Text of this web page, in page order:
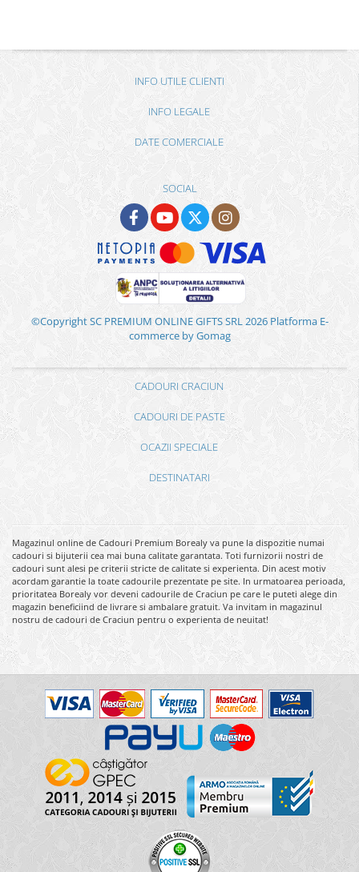
INFO UTILE CLIENTI
INFO LEGALE
DATE COMERCIALE
SOCIAL
©Copyright SC PREMIUM ONLINE GIFTS SRL 2026 Platforma E-
commerce by Gomag
CADOURI CRACIUN
CADOURI DE PASTE
OCAZII SPECIALE
DESTINATARI
Magazinul online de Cadouri Premium Borealy va pune la dispozitie numai
cadouri si bijuterii cea mai buna calitate garantata. Toti furnizorii nostri de
cadouri sunt alesi pe criterii stricte de calitate si experienta. Din acest motiv
acordam garantie la toate cadourile prezentate pe site. In urmatoarea perioada,
prioritatea Borealy vor deveni cadourile de Craciun pe care le puteti alege din
magazin beneficiind de livrare si ambalare gratuit. Va invitam in magazinul
nostru de cadouri de Craciun pentru o experienta de neuitat!